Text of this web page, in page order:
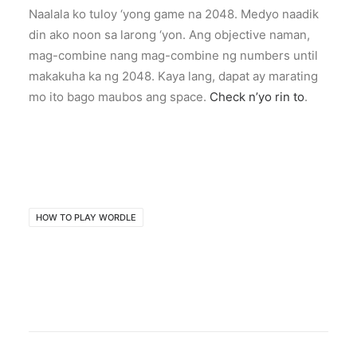
Naalala ko tuloy ‘yong game na 2048. Medyo naadik
din ako noon sa larong ‘yon. Ang objective naman,
mag-combine nang mag-combine ng numbers until
makakuha ka ng 2048. Kaya lang, dapat ay marating
mo ito bago maubos ang space. Check n’yo rin to.
HOW TO PLAY WORDLE